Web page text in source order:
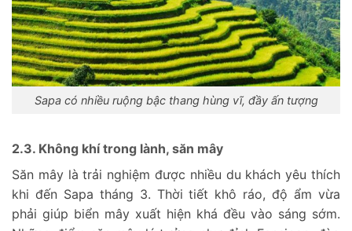
Sapa có nhiều ruộng bậc thang hùng vĩ, đầy ấn tượng
2.3. Không khí trong lành, săn mây
Săn mây là trải nghiệm được nhiều du khách yêu thích
khi đến Sapa tháng 3. Thời tiết khô ráo, độ ẩm vừa
phải giúp biển mây xuất hiện khá đều vào sáng sớm.